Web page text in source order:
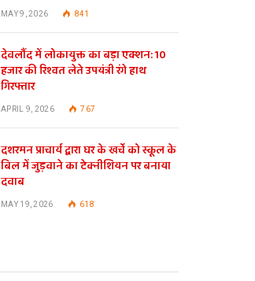
MAY 9, 2026 841
देवलौंद में लोकायुक्त का बड़ा एक्शन: 10
हजार की रिश्वत लेते उपयंत्री रंगे हाथ
गिरफ्तार
APRIL 9, 2026 767
दशरमन प्राचार्य द्वारा घर के खर्चे को स्कूल के
बिल में जुड़वाने का टेक्नीशियन पर बनाया
दवाब
MAY 19, 2026 618